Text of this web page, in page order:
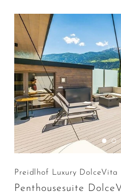
Preidlhof Luxury DolceVita
Penthousesuite